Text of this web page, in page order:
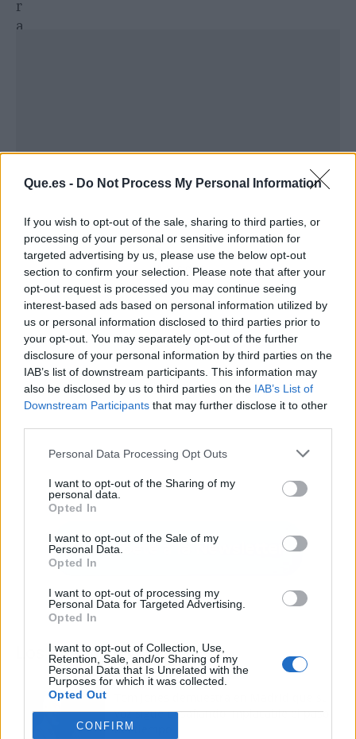
Que.es - Do Not Process My Personal Information
If you wish to opt-out of the sale, sharing to third parties, or
processing of your personal or sensitive information for
targeted advertising by us, please use the below opt-out
section to confirm your selection. Please note that after your
opt-out request is processed you may continue seeing
interest-based ads based on personal information utilized by
us or personal information disclosed to third parties prior to
your opt-out. You may separately opt-out of the further
disclosure of your personal information by third parties on the
IAB’s list of downstream participants. This information may
also be disclosed by us to third parties on the IAB’s List of
Downstream Participants that may further disclose it to other
Personal Data Processing Opt Outs
I want to opt-out of the Sharing of my
personal data.
Opted In
I want to opt-out of the Sale of my
Personal Data.
Opted In
I want to opt-out of processing my
Personal Data for Targeted Advertising.
Opted In
I want to opt-out of Collection, Use,
Retention, Sale, and/or Sharing of my
Personal Data that Is Unrelated with the
Purposes for which it was collected.
Opted Out
CONFIRM
Publicidad
Los más vistos
voz sigue desafiando implacable el paso
del tiempo